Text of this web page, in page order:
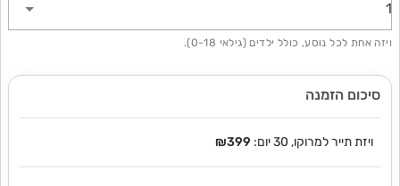
1
ויזה אחת לכל נוסע, כולל ילדים (גילאי 0-18).
סיכום הזמנה
ויזת תייר למרוקו, 30 יום: ₪399